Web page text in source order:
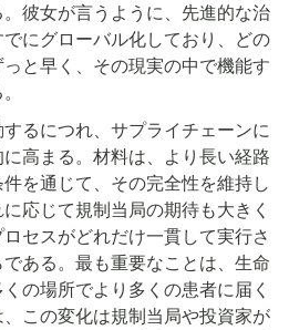
彼女が言うように、先進的な治
にグローバル化しており、どの
と早く、その現実の中で機能す
るにつれ、サプライチェーンに
高まる。材料は、より長い経路
を通じて、その完全性を維持し
応じて規制当局の期待も大きく
セスがどれだけ一貫して実行さ
ある。最も重要なことは、生命
の場所でより多くの患者に届く
この変化は規制当局や投資家が